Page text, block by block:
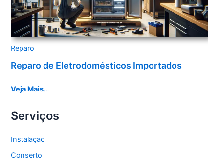
Reparo
Reparo de Eletrodomésticos Importados
Veja Mais…
Serviços
Instalação
Conserto